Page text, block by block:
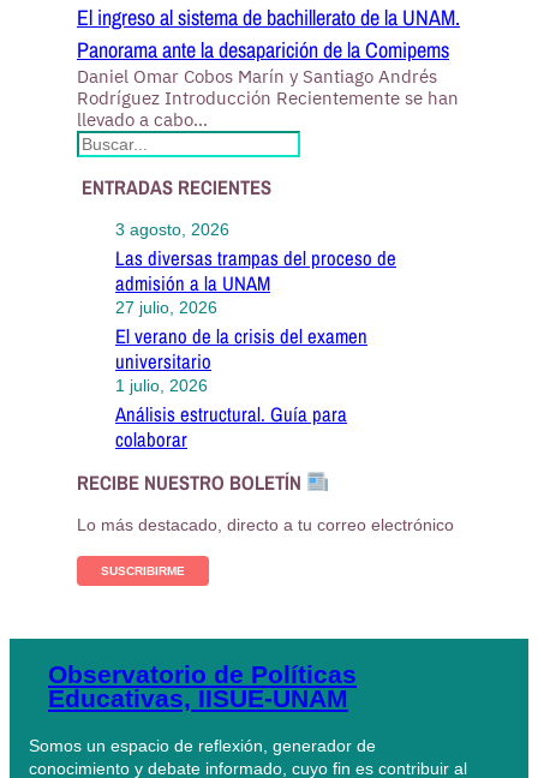
El ingreso al sistema de bachillerato de la UNAM.
Panorama ante la desaparición de la Comipems
Daniel Omar Cobos Marín y Santiago Andrés
Rodríguez Introducción Recientemente se han
llevado a cabo…
S
e
aENTRADAS RECIENTES
3 agosto, 2026
Las diversas trampas del proceso de
admisión a la UNAM
27 julio, 2026
El verano de la crisis del examen
universitario
1 julio, 2026
Análisis estructural. Guía para
colaborar
RECIBE NUESTRO BOLETÍN
Lo más destacado, directo a tu correo electrónico
SUSCRIBIRME
Observatorio de Políticas
Educativas, IISUE-UNAM
Somos un espacio de reflexión, generador de
conocimiento y debate informado, cuyo fin es contribuir al